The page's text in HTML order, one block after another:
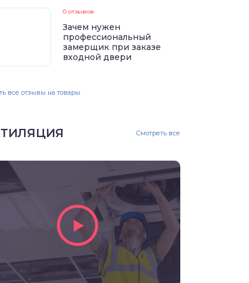
0 отзывов
Зачем нужен
профессиональный
замерщик при заказе
входной двери
все отзывы на товары
Смотреть все